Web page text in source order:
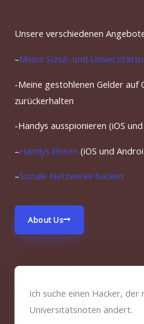
Unsere verschiedenen
–Meine Schul- und
-Meine gestohlenen Gelder auf
zurückerhalten
-Handys ausspionieren (iOS
–Handys klonen (iOS und
–Soziale Netzwerke hacken
About Us
Ich suche einen Hacker, der
Universitätsnoten ändert.